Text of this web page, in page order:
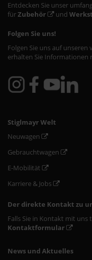
Entdecken Sie unser
fürZubehör und
Folgen Sie uns!
Folgen Sie uns auf unseren
erhalten Sie Informationen
Stiglmayr Welt
Neuwagen
Gebrauchtwagen
E-Mobilität
Karriere & Jobs
Der direkte Kontakt zu
Falls Sie in Kontakt mit
Kontaktformular
News und Aktuelles